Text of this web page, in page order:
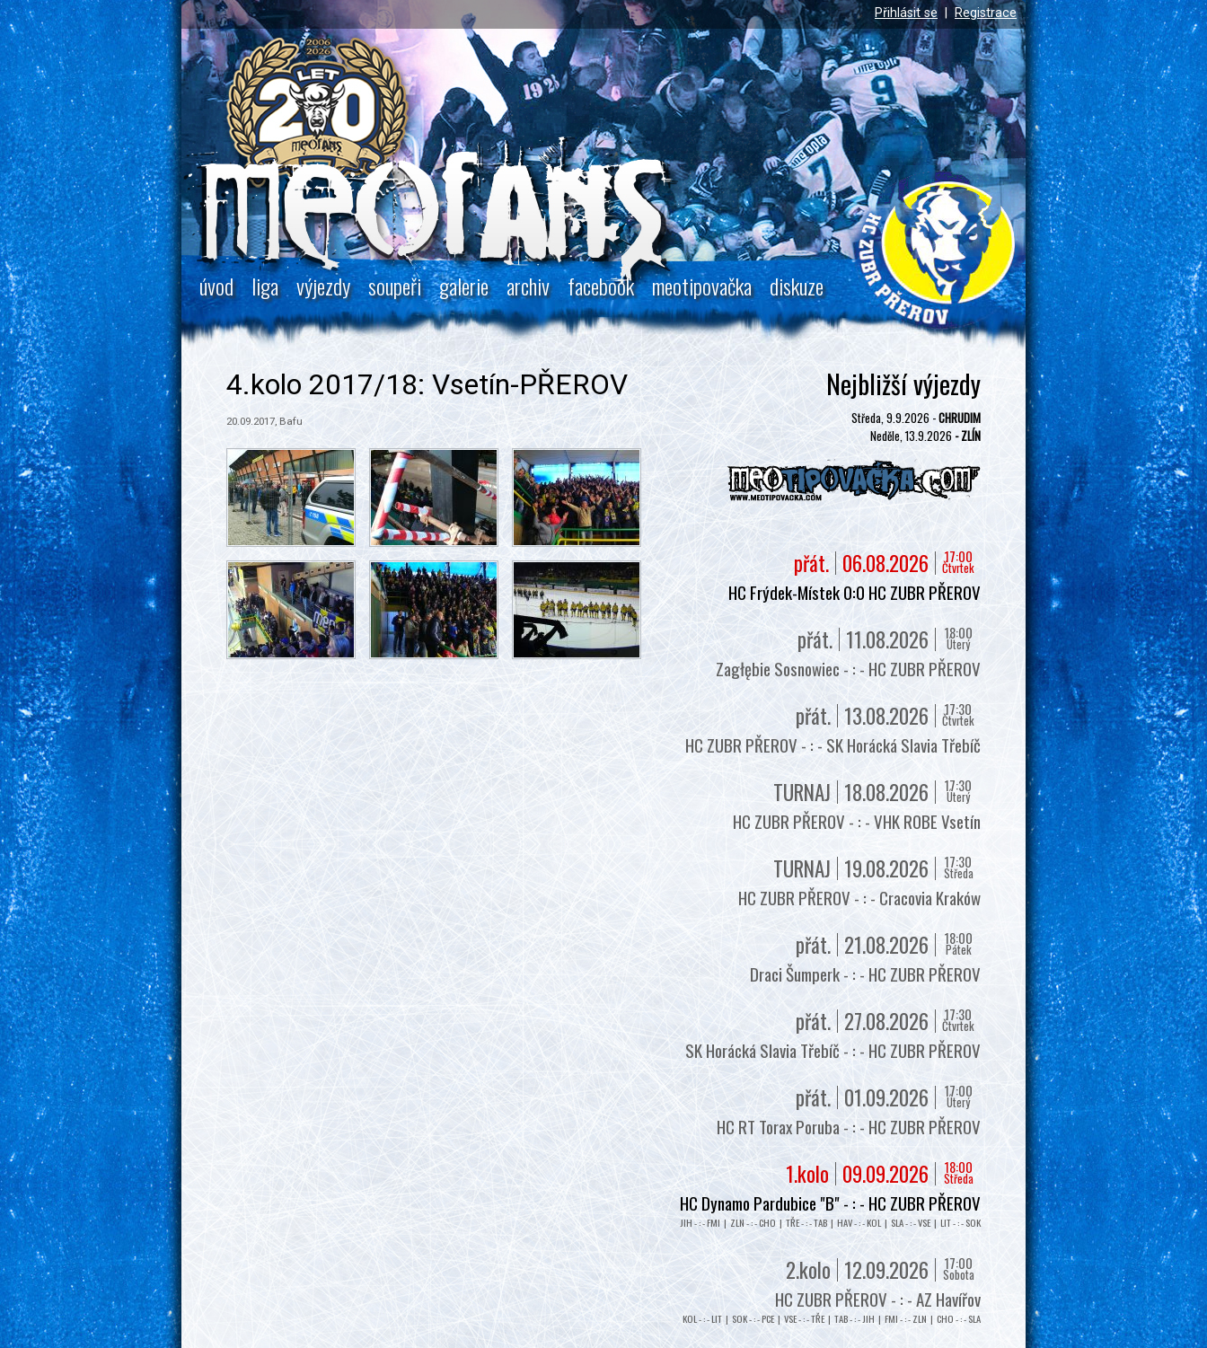
Přihlásit se Registrace
úvod liga výjezdy soupeři galerie archiv facebook meotipovačka diskuze
4.kolo 2017/18: Vsetín-PŘEROV
20.09.2017, Bafu
Nejbližší výjezdy
Středa, 9.9.2026 -CHRUDIM
Neděle, 13.9.2026 - ZLÍN
17:00
Čtvrtek
06.08.2026
přát.
HC Frýdek-Místek 0:0 HC ZUBR PŘEROV
18:00
Úterý
11.08.2026
přát.
Zagłębie Sosnowiec - : - HC ZUBR PŘEROV
17:30
Čtvrtek
13.08.2026
přát.
HC ZUBR PŘEROV - : - SK Horácká Slavia Třebíč
17:30
Úterý
18.08.2026
TURNAJ
HC ZUBR PŘEROV - : - VHK ROBE Vsetín
17:30
Středa
19.08.2026
TURNAJ
HC ZUBR PŘEROV - : - Cracovia Kraków
18:00
Pátek
21.08.2026
přát.
Draci Šumperk - : - HC ZUBR PŘEROV
17:30
Čtvrtek
27.08.2026
přát.
SK Horácká Slavia Třebíč - : - HC ZUBR PŘEROV
17:00
Úterý
01.09.2026
přát.
HC RT Torax Poruba - : - HC ZUBR PŘEROV
18:00
Středa
09.09.2026
1.kolo
HC Dynamo Pardubice "B" - : - HC ZUBR PŘEROV
JIH - : - FMI | ZLN - : - CHO | TŘE - : - TAB | HAV - : - KOL | SLA - : - VSE | LIT - : - SOK
17:00
Sobota
12.09.2026
2.kolo
HC ZUBR PŘEROV - : - AZ Havířov
KOL - : - LIT | SOK - : - PCE | VSE - : - TŘE | TAB - : - JIH | FMI - : - ZLN | CHO - : - SLA